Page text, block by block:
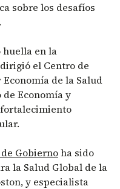
sobre los desafíos
huella en la
el Centro de
de la Salud
de Economía y
Gobiernoha sido
la Salud Global de la
y especialista